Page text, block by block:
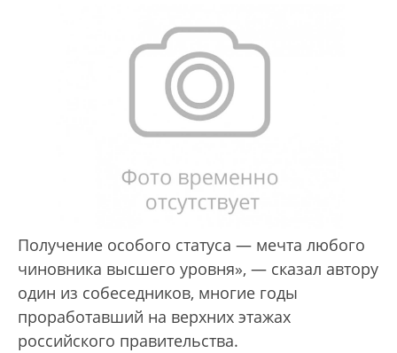
Получение особого статуса — мечта любого
чиновника высшего уровня», — сказал автору
один из собеседников, многие годы
проработавший на верхних этажах
российского правительства.